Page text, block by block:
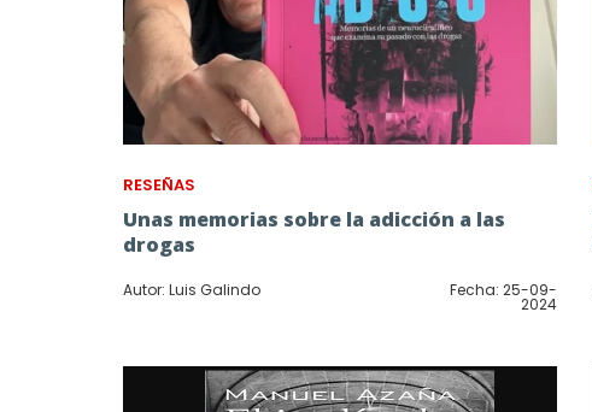
RESEÑAS
Unas memorias sobre la adicción a las
drogas
Autor: Luis Galindo Fecha: 25-09-
2024